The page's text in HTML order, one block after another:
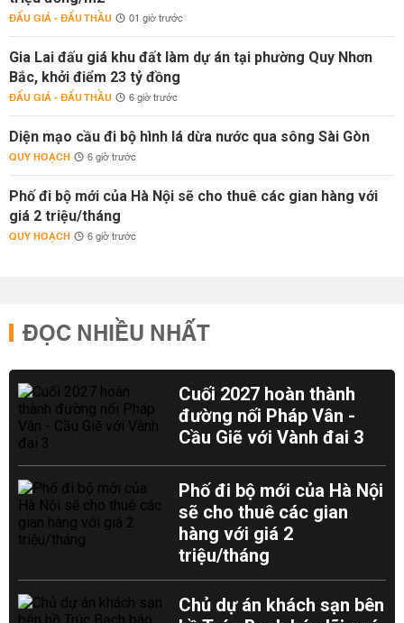
ĐẤU GIÁ - ĐẤU THẦU 01 giờ trước
Gia Lai đấu giá khu đất làm dự án tại phường Quy Nhơn
Bắc, khởi điểm 23 tỷ đồng
ĐẤU GIÁ - ĐẤU THẦU 6 giờ trước
Diện mạo cầu đi bộ hình lá dừa nước qua sông Sài Gòn
QUY HOẠCH 6 giờ trước
Phố đi bộ mới của Hà Nội sẽ cho thuê các gian hàng với
giá 2 triệu/tháng
QUY HOẠCH 6 giờ trước
ĐỌC NHIỀU NHẤT
Cuối 2027 hoàn thành
đường nối Pháp Vân -
Cầu Giẽ với Vành đai 3
Phố đi bộ mới của Hà Nội
sẽ cho thuê các gian
hàng với giá 2
triệu/tháng
Chủ dự án khách sạn bên